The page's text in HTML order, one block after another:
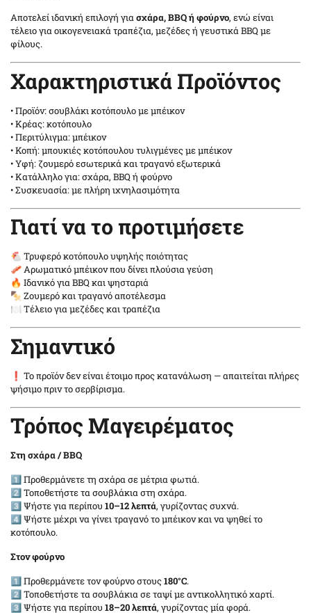
Αποτελεί ιδανική επιλογή γιασχάρα, BBQ ή φούρνο, ενώ είναι
τέλειο για οικογενειακά τραπέζια, μεζέδες ή γευστικά BBQ με
φίλους.
Χαρακτηριστικά Προϊόντος
• Προϊόν: σουβλάκι κοτόπουλο με μπέικον
• Κρέας: κοτόπουλο
• Περιτύλιγμα: μπέικον
• Κοπή: μπουκιές κοτόπουλου τυλιγμένες με μπέικον
• Υφή: ζουμερό εσωτερικά και τραγανό εξωτερικά
• Κατάλληλο για: σχάρα, BBQ ή φούρνο
• Συσκευασία: με πλήρη ιχνηλασιμότητα
Γιατί να το προτιμήσετε
🐔 Τρυφερό κοτόπουλο υψηλής ποιότητας
🥓 Αρωματικό μπέικον που δίνει πλούσια γεύση
🔥 Ιδανικό για BBQ και ψησταριά
🍢 Ζουμερό και τραγανό αποτέλεσμα
🍽️ Τέλειο για μεζέδες και τραπέζια
Σημαντικό
❗ Το προϊόν δεν είναι έτοιμο προς κατανάλωση — απαιτείται πλήρες
ψήσιμο πριν το σερβίρισμα.
Τρόπος Μαγειρέματος
Στη σχάρα / BBQ
1️⃣ Προθερμάνετε τη σχάρα σε μέτρια φωτιά.
2️⃣ Τοποθετήστε τα σουβλάκια στη σχάρα.
3️⃣ Ψήστε για περίπου 10–12 λεπτά, γυρίζοντας συχνά.
4️⃣ Ψήστε μέχρι να γίνει τραγανό το μπέικον και να ψηθεί το
κοτόπουλο.
Στον φούρνο
1️⃣ Προθερμάνετε τον φούρνο στους180°C.
2️⃣ Τοποθετήστε τα σουβλάκια σε ταψί με αντικολλητικό χαρτί.
3️⃣ Ψήστε για περίπου 18–20 λεπτά, γυρίζοντας μία φορά.